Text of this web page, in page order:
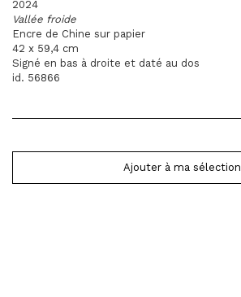
2024
Vallée froide
Encre de Chine sur papier
42 x 59,4 cm
Signé en bas à droite et daté au dos
id. 56866
Ajouter à ma sélection